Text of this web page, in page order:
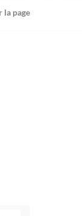
la page